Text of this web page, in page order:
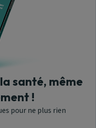
santé, même
!
pour ne plus rien